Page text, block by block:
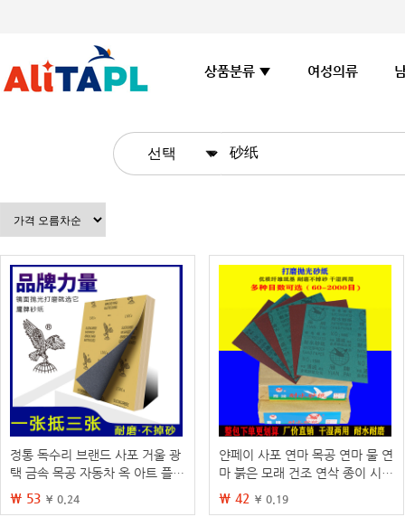
상품분류 ▼ 여성의류
정통 독수리 브랜드 사포 거울 광
택 금속 목공 자동차 옥 아트 플레
이 7000 메쉬 초미세 물 젖빛 종
이 피부
₩ 53 ¥ 0.24
얀페이 사포 연마 목공 연마 물 연
마 붉은 모래 건조 연삭 종이 시트
물 모래 초미세 연마 60-2000 메
쉬
₩ 42 ¥ 0.19